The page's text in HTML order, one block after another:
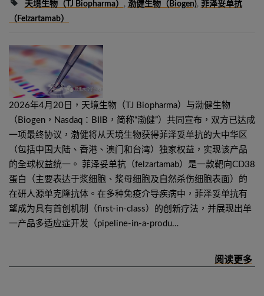
天境生物（TJ Biopharma）
, 渤健生物（Biogen), 菲泽妥单抗
（felzartamab）
2026年4月20日，天境生物（TJ Biopharma）与渤健生物
（Biogen，Nasdaq：BIIB，简称“渤健”）共同宣布，双方已达成
一项最终协议，渤健将从天境生物获得菲泽妥单抗的大中华区
（包括中国大陆、香港、澳门和台湾）独家权益，实现该产品
的全球权益统一。 菲泽妥单抗（felzartamab）是一款靶向CD38
蛋白（主要表达于浆细胞、浆母细胞及自然杀伤细胞表面）的
在研人源单克隆抗体。在多种免疫介导疾病中，菲泽妥单抗有
望成为具有首创机制（first-in-class）的创新疗法，并展现出单
一产品多适应症开发（pipeline-in-a-produ…